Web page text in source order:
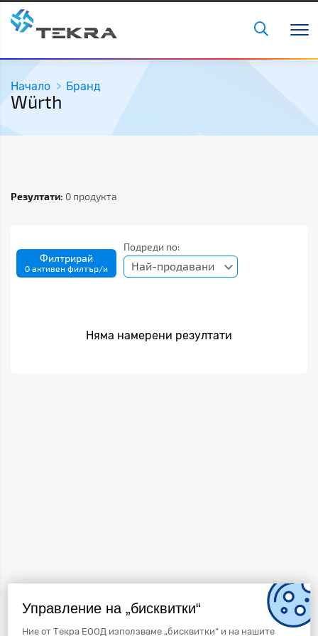
Управление на „бисквитки“
Ние от Текра ЕООД използваме „бисквитки“ и на нашите
Начало Бранд
Würth
Резултати: 0 продукта
Филтрирай
0 активен филтър/и
Подреди по:
Най-продавани
Няма намерени резултати